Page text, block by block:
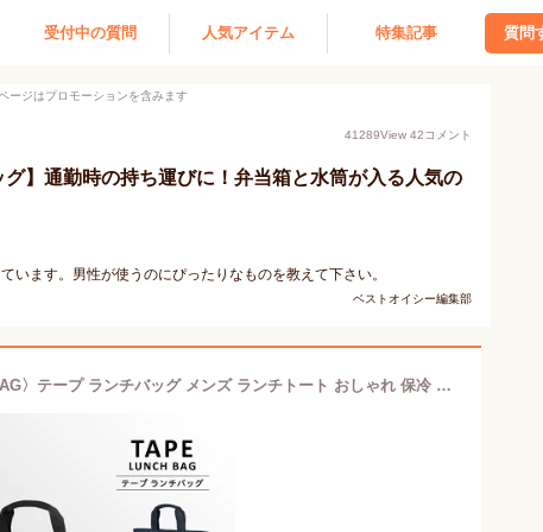
受付中の質問 人気アイテム 特集記事 質問
ージはプロモーションを含みます
41289View 42コメント
グ】通勤時の持ち運びに！弁当箱と水筒が入る人気の
います。男性が使うのにぴったりなものを教えて下さい。
ベストオイシー編集部
保冷 ランチバッグ〈TAPE LUNCH BAG〉テープ ランチバッグ メンズ ランチトート おしゃれ 保冷 レディース ミニトート ミニトートバック 保冷ランチバッグ 保温 お弁当箱 キッズ お弁当袋 お弁当 ランチ 遠足 行楽 ピクニック 男の子 女の子 通勤 通学 塾